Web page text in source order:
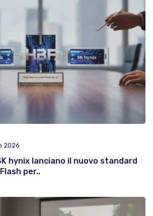
2026
hynix lanciano il nuovo standard
per..